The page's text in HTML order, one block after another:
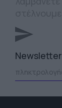
Newsletter